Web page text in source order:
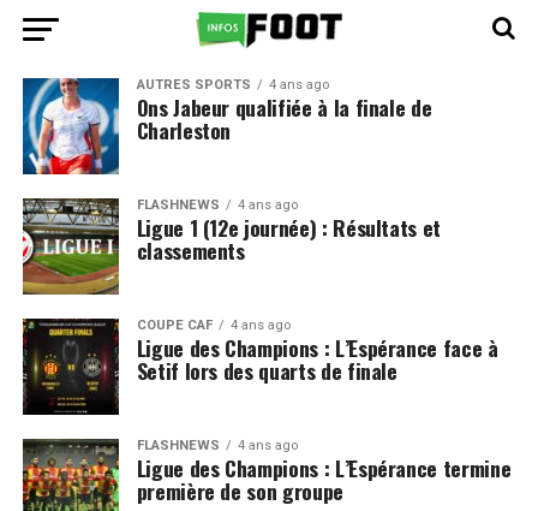
AUTRES SPORTS 4 ans ago
Ons Jabeur qualifiée à la finale de
Charleston
FLASHNEWS 4 ans ago
Ligue 1 (12e journée) : Résultats et
classements
COUPE CAF 4 ans ago
Ligue des Champions : L’Espérance face à
Setif lors des quarts de finale
FLASHNEWS 4 ans ago
Ligue des Champions : L’Espérance termine
première de son groupe